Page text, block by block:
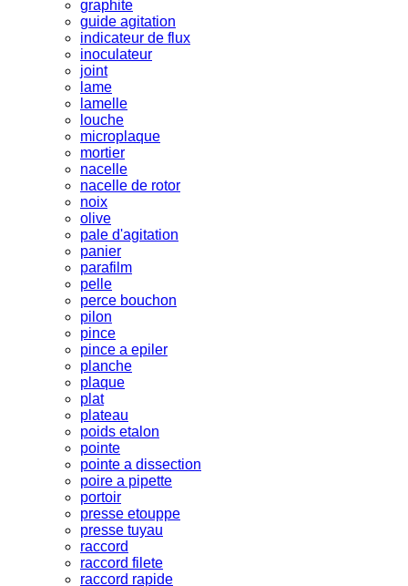
graphite
guide agitation
indicateur de flux
inoculateur
joint
lame
lamelle
louche
microplaque
mortier
nacelle
nacelle de rotor
noix
olive
pale d'agitation
panier
parafilm
pelle
perce bouchon
pilon
pince
pince a epiler
planche
plaque
plat
plateau
poids etalon
pointe
pointe a dissection
poire a pipette
portoir
presse etouppe
presse tuyau
raccord
raccord filete
raccord rapide